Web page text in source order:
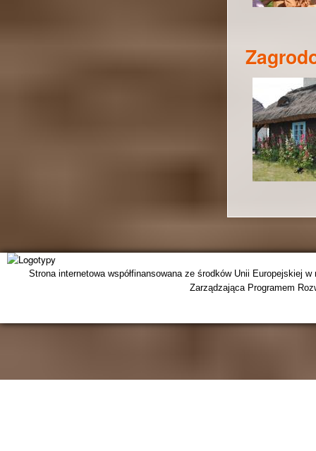
Strona internetowa współfinansowana ze środków Unii Europejskiej
Zarządzająca Programem